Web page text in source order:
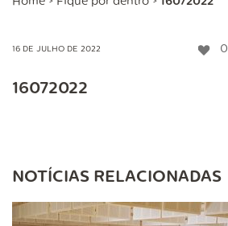
16 DE JULHO DE 2022 0
16072022
NOTÍCIAS RELACIONADAS